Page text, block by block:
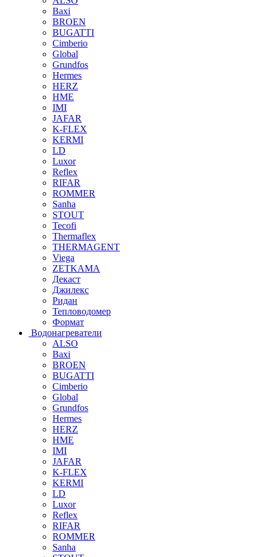
Baxi
BROEN
BUGATTI
Cimberio
Global
Grundfos
Hermes
HERZ
HME
IMI
JAFAR
K-FLEX
KERMI
LD
Luxor
Reflex
RIFAR
ROMMER
Sanha
STOUT
Tecofi
Thermaflex
THERMAGENT
Viega
ZETKAMA
Декаст
Джилекс
Ридан
Тепловодомер
Формат
Водонагреватели
ALSO
Baxi
BROEN
BUGATTI
Cimberio
Global
Grundfos
Hermes
HERZ
HME
IMI
JAFAR
K-FLEX
KERMI
LD
Luxor
Reflex
RIFAR
ROMMER
Sanha